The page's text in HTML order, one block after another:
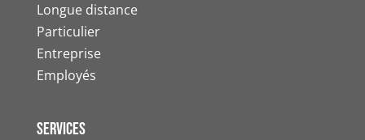
Longue distance
Particulier
Entreprise
Employés
Services